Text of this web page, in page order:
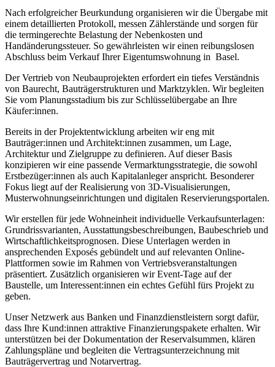
Nach erfolgreicher Beurkundung organisieren wir die Übergabe mit
einem detaillierten Protokoll, messen Zählerstände und sorgen für
die termingerechte Belastung der Nebenkosten und
Handänderungssteuer. So gewährleisten wir einen reibungslosen
Abschluss beim Verkauf Ihrer Eigentumswohnung in Basel.
Der Vertrieb von Neubauprojekten erfordert ein tiefes Verständnis
von Baurecht, Bauträgerstrukturen und Marktzyklen. Wir begleiten
Sie vom Planungsstadium bis zur Schlüsselübergabe an Ihre
Käufer:innen.
Bereits in der Projektentwicklung arbeiten wir eng mit
Bauträger:innen und Architekt:innen zusammen, um Lage,
Architektur und Zielgruppe zu definieren. Auf dieser Basis
konzipieren wir eine passende Vermarktungsstrategie, die sowohl
Erstbezüger:innen als auch Kapitalanleger anspricht. Besonderer
Fokus liegt auf der Realisierung von 3D-Visualisierungen,
Musterwohnungseinrichtungen und digitalen Reservierungsportalen.
Wir erstellen für jede Wohneinheit individuelle Verkaufsunterlagen:
Grundrissvarianten, Ausstattungsbeschreibungen, Baubeschrieb und
Wirtschaftlichkeitsprognosen. Diese Unterlagen werden in
ansprechenden Exposés gebündelt und auf relevanten Online-
Plattformen sowie im Rahmen von Vertriebsveranstaltungen
präsentiert. Zusätzlich organisieren wir Event-Tage auf der
Baustelle, um Interessent:innen ein echtes Gefühl fürs Projekt zu
geben.
Unser Netzwerk aus Banken und Finanzdienstleistern sorgt dafür,
dass Ihre Kund:innen attraktive Finanzierungspakete erhalten. Wir
unterstützen bei der Dokumentation der Reservalsummen, klären
Zahlungspläne und begleiten die Vertragsunterzeichnung mit
Bauträgervertrag und Notarvertrag.